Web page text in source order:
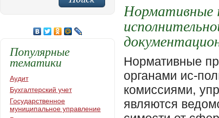
Нормативные
Нормативные
органами ис-
комиссиями,
являются
Популярные
тематики
Аудит
Бухгалтерский учет
Государственное
муниципальное управление